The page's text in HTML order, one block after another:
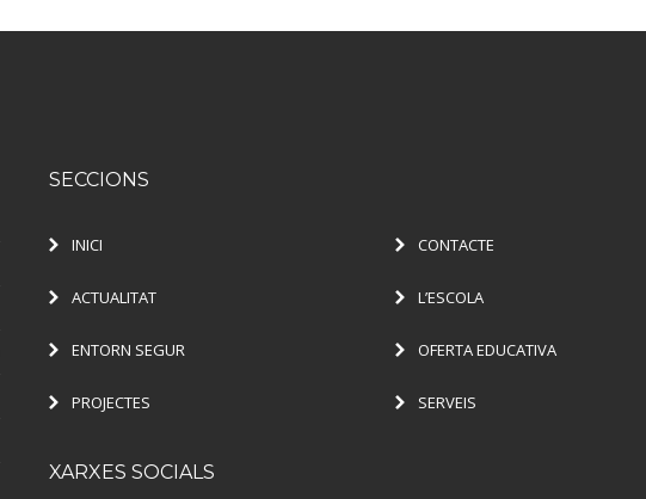
SECCIONS
INICI CONTACTE
ACTUALITAT L’ESCOLA
ENTORN SEGUR OFERTA EDUCATIVA
PROJECTES SERVEIS
XARXES SOCIALS